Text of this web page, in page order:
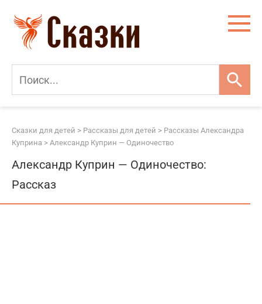
контенту
Сказки для детей > Рассказы для детей > Рассказы Александра
Куприна > Александр Куприн — Одиночество
Александр Куприн — Одиночество:
Рассказ